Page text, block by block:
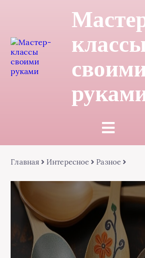
Главная Интересное Разное